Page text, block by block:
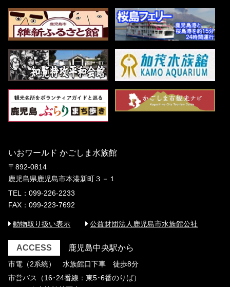
いおワールド かごしま水族館
〒892-0814
鹿児島県鹿児島市本港新町３－１
TEL：099-226-2233
FAX：099-223-7692
動物取り扱い表示 公益財団法人鹿児島市水族館公社
ACCESS 鹿児島中央駅から
市電（2系統） 水族館口下車 徒歩8分
市営バス（16･24番線：東5･6番のりば）